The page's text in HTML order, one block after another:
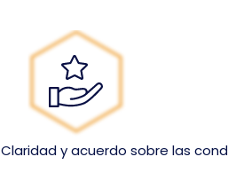
Claridad y acuerdo sobre las